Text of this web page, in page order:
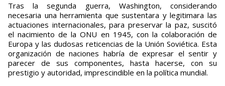
Tras la segunda guerra, Washington, considerando
necesaria una herramienta que sustentara y legitimara las
actuaciones internacionales, para preservar la paz, suscitó
el nacimiento de la ONU en 1945, con la colaboración de
Europa y las dudosas reticencias de la Unión Soviética. Esta
organización de naciones habría de expresar el sentir y
parecer de sus componentes, hasta hacerse, con su
prestigio y autoridad, imprescindible en la política mundial.